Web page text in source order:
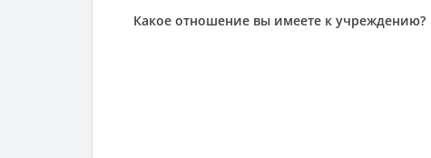
Какое отношение вы имеете к учреждению?